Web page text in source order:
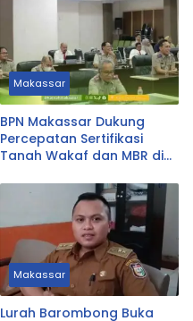
Makassar
BPN Makassar Dukung
Percepatan Sertifikasi
Tanah Wakaf dan MBR di
Makassar
Lurah Barombong Buka